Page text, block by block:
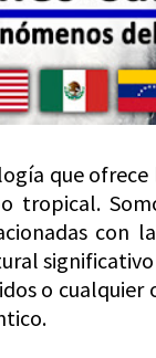
que
tropical.
con
o